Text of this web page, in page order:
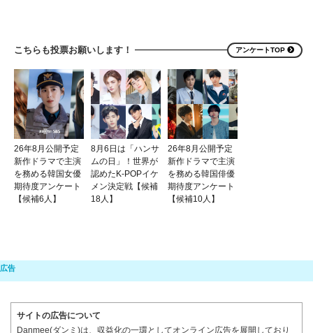
こちらも投票お願いします！ アンケートTOP
26年8月公開予定
新作ドラマで主演
を務める韓国女優
期待度アンケート
【候補6人】
8月6日は「ハンサ
ムの日」！世界が
認めたK-POPイケ
メン決定戦【候補
18人】
26年8月公開予定
新作ドラマで主演
を務める韓国俳優
期待度アンケート
【候補10人】
サイトの広告について
Danmee(ダンミ)は、収益化の一環としてオンライン広告を展開しており